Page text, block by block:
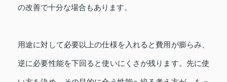
の改善で十分な場合もあります。
用途に対して必要以上の仕様を入れると費用が膨らみ、
逆に必要性能を下回ると使いにくさが残ります。先に使